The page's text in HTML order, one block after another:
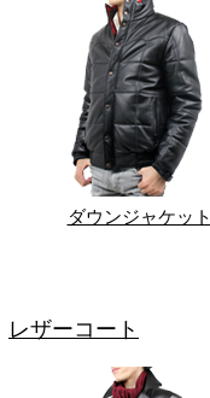
ダウンジャケット
レザーコート